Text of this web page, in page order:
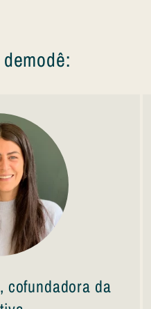
cofundadora da